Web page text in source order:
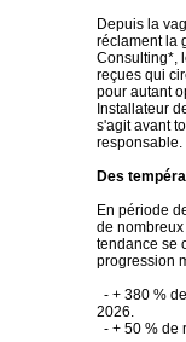
Depuis la
réclament la
Consulting*,
reçues qui
pour autant
Installateur
s'agit avant
responsable.
Des
En période
de
tendance se
progression
- + 380 %
2026.
- + 50 % de